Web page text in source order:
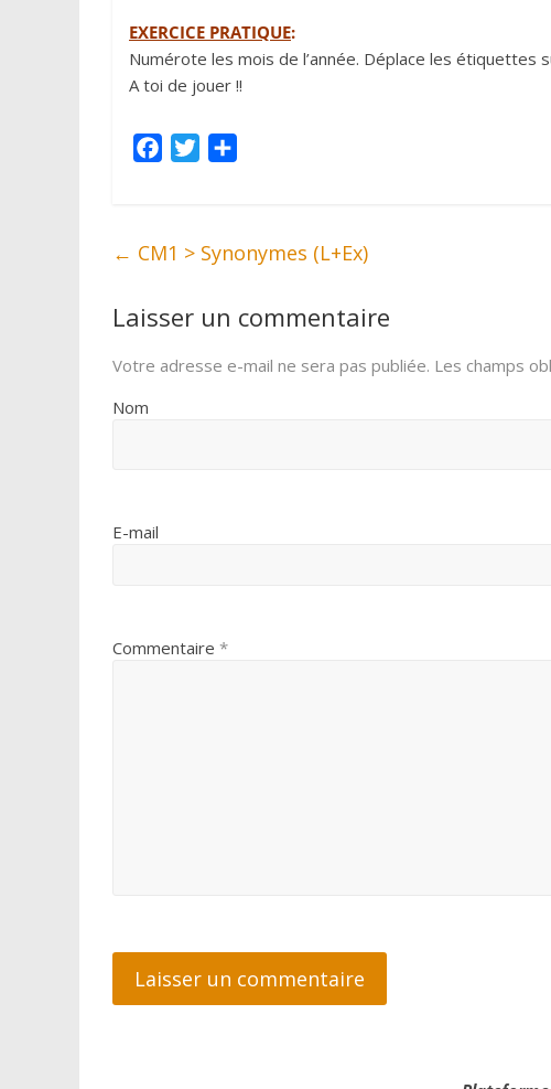
EXERCICE PRATIQUE:
Numérote les mois de l’année. Déplace les étiquettes
A toi de jouer !!
b
o
t
r
a
e
← CM1 > Synonymes (L+Ex)
Laisser un commentaire
Votre adresse e-mail ne sera pas publiée. Les champs
Nom
E-mail
Commentaire *